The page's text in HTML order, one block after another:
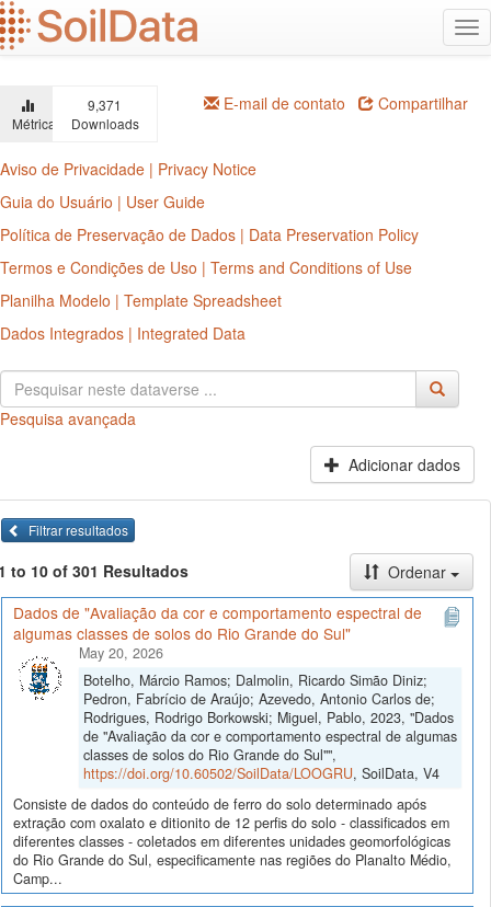
Ir
para
o
principal
Métricas
9,371
Downloads
E-mail de contato Compartilhar
Aviso de Privacidade | Privacy Notice
Guia do Usuário | User Guide
Política de Preservação de Dados | Data Preservation Policy
Termos e Condições de Uso | Terms and Conditions of Use
Planilha Modelo | Template Spreadsheet
Dados Integrados | Integrated Data
Pesquisa avançada
Adicionar dados
Filtrar resultados
to 10 of 301 Resultados
Ordenar
Dados de "Avaliação da cor e comportamento espectral de
algumas classes de solos do Rio Grande do Sul"
May 20, 2026
Botelho, Márcio Ramos; Dalmolin, Ricardo Simão Diniz;
Pedron, Fabrício de Araújo; Azevedo, Antonio Carlos de;
Rodrigues, Rodrigo Borkowski; Miguel, Pablo, 2023, "Dados
de "Avaliação da cor e comportamento espectral de algumas
classes de solos do Rio Grande do Sul"",
https://doi.org/10.60502/SoilData/LOOGRU, SoilData, V4
Consiste de dados do conteúdo de ferro do solo determinado após
extração com oxalato e ditionito de 12 perfis do solo - classificados em
diferentes classes - coletados em diferentes unidades geomorfológicas
do Rio Grande do Sul, especificamente nas regiões do Planalto Médio,
Camp...